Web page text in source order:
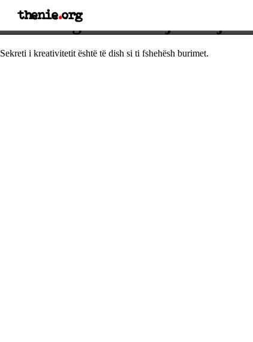
thenie.org
Thënie nga Albert Ajnshtajn
Sekreti i kreativitetit është të dish si ti fshehësh burimet.